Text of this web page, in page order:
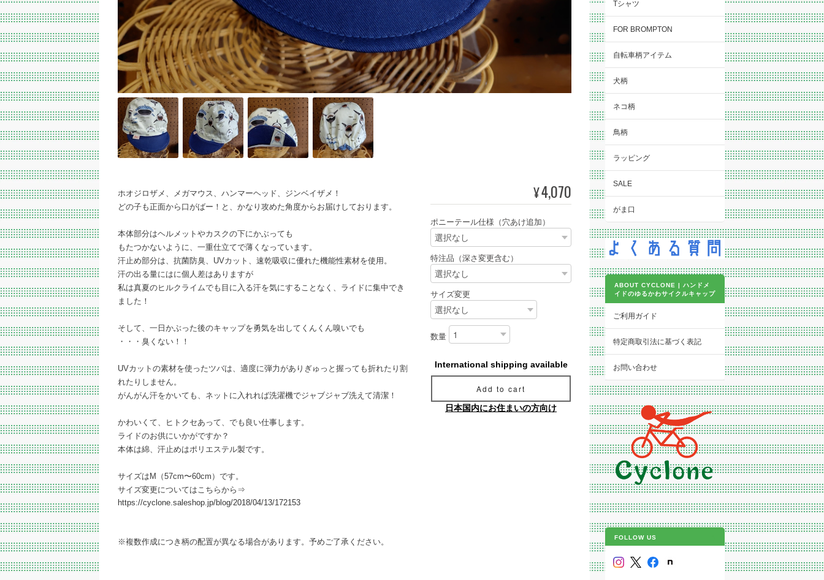
ホオジロザメ、メガマウス、ハンマーヘッド、ジンベイザメ！
どの子も正面から口がばー！と、かなり攻めた角度からお届けしております。
本体部分はヘルメットやカスクの下にかぶっても
もたつかないように、一重仕立てで薄くなっています。
汗止め部分は、抗菌防臭、UVカット、速乾吸収に優れた機能性素材を使用。
汗の出る量にはに個人差はありますが
私は真夏のヒルクライムでも目に入る汗を気にすることなく、ライドに集中でき
ました！
そして、一日かぶった後のキャップを勇気を出してくんくん嗅いでも
・・・臭くない！！
UVカットの素材を使ったツバは、適度に弾力がありぎゅっと握っても折れたり割
れたりしません。
がんがん汗をかいても、ネットに入れれば洗濯機でジャブジャブ洗えて清潔！
かわいくて、ヒトクセあって、でも良い仕事します。
ライドのお供にいかがですか？
本体は綿、汗止めはポリエステル製です。
サイズはM（57cm〜60cm）です。
サイズ変更についてはこちらから⇒
https://cyclone.saleshop.jp/blog/2018/04/13/172153
※複数作成につき柄の配置が異なる場合があります。予めご了承ください。
¥4,070
ポニーテール仕様（穴あけ追加）
特注品（深さ変更含む）
サイズ変更
数量
International shipping available
Add to cart
日本国内にお住まいの方向け
Tシャツ
FOR BROMPTON
自転車柄アイテム
犬柄
ネコ柄
鳥柄
ラッピング
SALE
がま口
ABOUT CYCLONE | ハンドメ
イドのゆるかわサイクルキャップ
ご利用ガイド
特定商取引法に基づく表記
お問い合わせ
FOLLOW US